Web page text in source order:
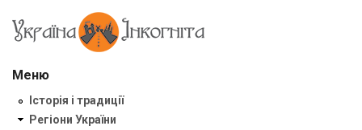
Меню
Історія і традиції
Регіони України